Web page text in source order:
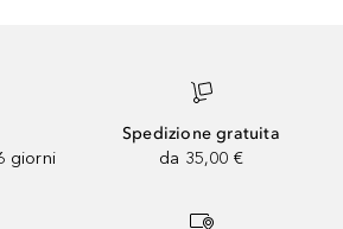
giorni
Spedizione gratuita
da 35,00 €